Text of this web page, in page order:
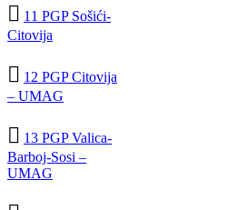
 11 PGP Sošići-
Citovija
 12 PGP Citovija
– UMAG
 13 PGP Valica-
Barboj-Sosi –
UMAG